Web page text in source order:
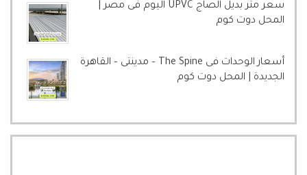
سعر متر بديل الصاج UPVC اليوم فى مصر |
المحل دوت كوم
أسعار الوحدات فى The Spine – مدينتى – القاهرة
الجديدة | المحل دوت كوم